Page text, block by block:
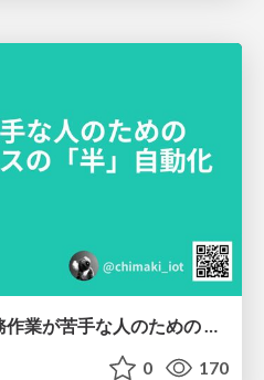
[ChatGPT Work LT]事務作業が苦手な人のための バックオフィスの「半」自動化
0 170